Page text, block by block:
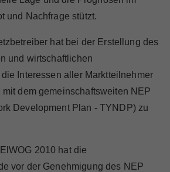
und Nachfrage stützt.
hat bei der Erstellung des
und wirtschaftlichen
Interessen aller Marktteilnehmer
dem gemeinschaftsweiten NEP
Development Plan - TYNDP) zu
2010 hat die
vor der Genehmigung des NEP